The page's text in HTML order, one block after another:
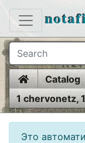
HomeCatalog
1 chervonetz,
Это